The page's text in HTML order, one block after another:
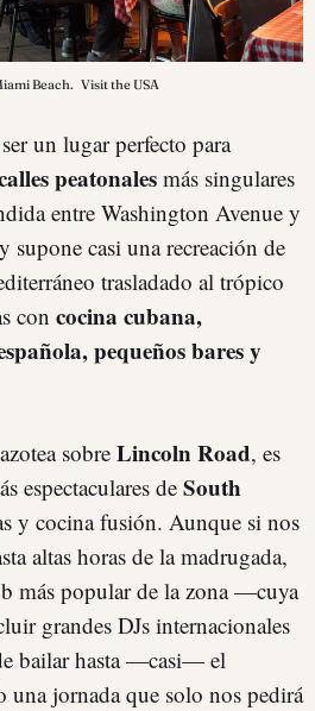
Beach. Visit the USA
un lugar perfecto para
peatonales más singulares
entre Washington Avenue y
supone casi una recreación de
trasladado al trópico
con cocina cubana,
pequeños bares y
sobre Lincoln Road, es
espectaculares de South
y cocina fusión. Aunque si nos
altas horas de la madrugada,
más popular de la zona —cuya
grandes DJs internacionales
bailar hasta —casi— el
una jornada que solo nos pedirá